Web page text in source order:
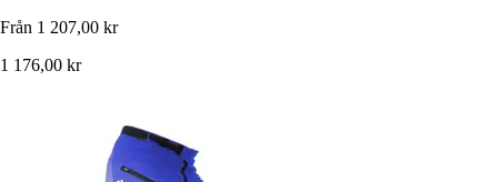
Från 1 207,00 kr
1 176,00 kr